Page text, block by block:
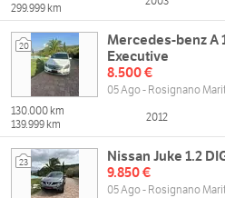
299.999 km
20
Mercedes-benz A
Executive
8.500 €
05 Ago - Rosignano
130.000 km
139.999 km
2012
23
Nissan Juke 1.2
9.850 €
05 Ago - Rosignano